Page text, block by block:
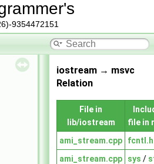
9354472151
iostream → msvc
Relation
File in
lib/iostream
file in
ami_stream.cpp
fcntl.h
ami_stream.cpp
sys /